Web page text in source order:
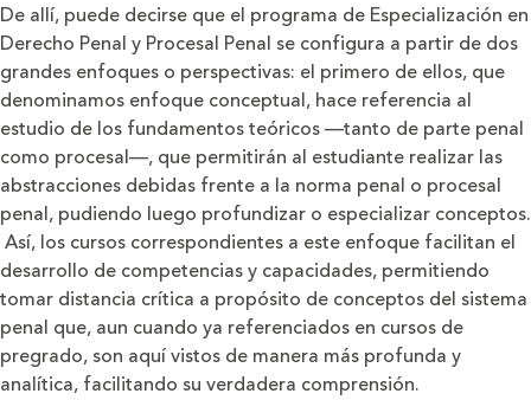
De allí, puede decirse que el programa de Especialización en
Derecho Penal y Procesal Penal se configura a partir de dos
grandes enfoques o perspectivas: el primero de ellos, que
denominamos enfoque conceptual, hace referencia al
estudio de los fundamentos teóricos —tanto de parte penal
como procesal—, que permitirán al estudiante realizar las
abstracciones debidas frente a la norma penal o procesal
penal, pudiendo luego profundizar o especializar conceptos.
Así, los cursos correspondientes a este enfoque facilitan el
desarrollo de competencias y capacidades, permitiendo
tomar distancia crítica a propósito de conceptos del sistema
penal que, aun cuando ya referenciados en cursos de
pregrado, son aquí vistos de manera más profunda y
analítica, facilitando su verdadera comprensión.